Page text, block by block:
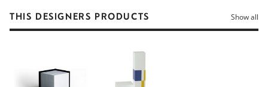
THIS DESIGNERS PRODUCTS Show all